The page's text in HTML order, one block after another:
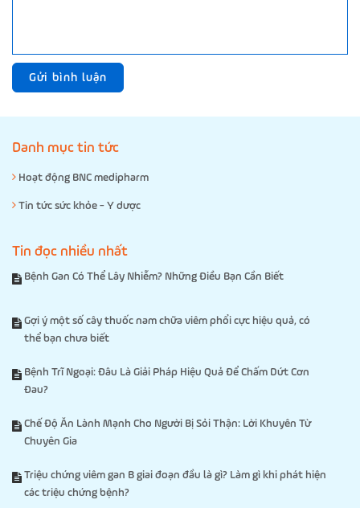
Gửi bình luận
Danh mục tin tức
Hoạt động BNC medipharm
Tin tức sức khỏe - Y dược
Tin đọc nhiều nhất
Bệnh Gan Có Thể Lây Nhiễm? Những Điều Bạn Cần Biết
Gợi ý một số cây thuốc nam chữa viêm phổi cực hiệu quả, có
thể bạn chưa biết
Bệnh Trĩ Ngoại: Đâu Là Giải Pháp Hiệu Quả Để Chấm Dứt Cơn
Đau?
Chế Độ Ăn Lành Mạnh Cho Người Bị Sỏi Thận: Lời Khuyên Từ
Chuyên Gia
Triệu chứng viêm gan B giai đoạn đầu là gì? Làm gì khi phát hiện
các triệu chứng bệnh?